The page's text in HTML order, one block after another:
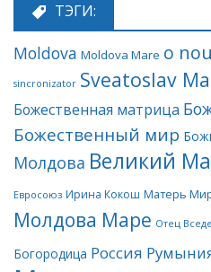
ТЭГИ:
Moldova Moldova Mare o
sincronizator Sveatoslav
Божественная матрица
Божественный мир
Молдова Великий
Евросоюз Ирина Кокош Матерь
Молдова Маре Отец
Богородица Россия